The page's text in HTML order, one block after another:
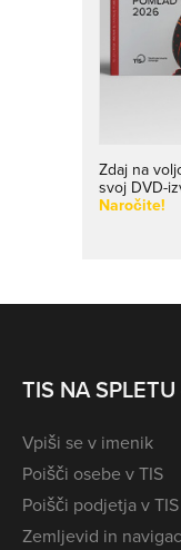
Zdaj na
svoj DVD-
Naročite!
TIS NA
Vpiši se v imenik
Poišči osebe v TIS
Poišči podjetja v TIS
Zemljevid in